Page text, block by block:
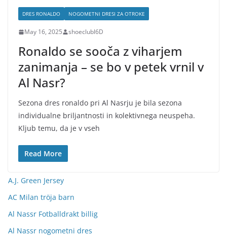
DRES RONALDO NOGOMETNI DRESI ZA OTROKE
May 16, 2025 shoeclubl6D
Ronaldo se sooča z viharjem
zanimanja – se bo v petek vrnil v
Al Nasr?
Sezona dres ronaldo pri Al Nasrju je bila sezona
individualne briljantnosti in kolektivnega neuspeha.
Kljub temu, da je v vseh
Read More
A.J. Green Jersey
AC Milan tröja barn
Al Nassr Fotballdrakt billig
Al Nassr nogometni dres